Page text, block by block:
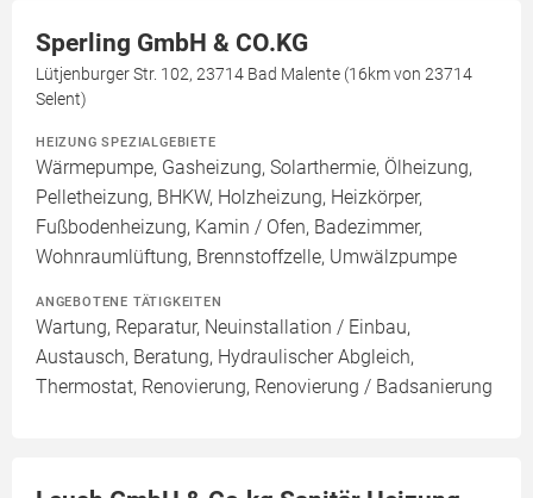
Sperling GmbH & CO.KG
Lütjenburger Str. 102, 23714 Bad Malente (16km von 23714
Selent)
HEIZUNG SPEZIALGEBIETE
Wärmepumpe, Gasheizung, Solarthermie, Ölheizung,
Pelletheizung, BHKW, Holzheizung, Heizkörper,
Fußbodenheizung, Kamin / Ofen, Badezimmer,
Wohnraumlüftung, Brennstoffzelle, Umwälzpumpe
ANGEBOTENE TÄTIGKEITEN
Wartung, Reparatur, Neuinstallation / Einbau,
Austausch, Beratung, Hydraulischer Abgleich,
Thermostat, Renovierung, Renovierung / Badsanierung